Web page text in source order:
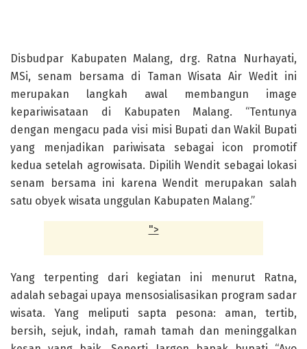
Disbudpar Kabupaten Malang, drg. Ratna Nurhayati,
MSi, senam bersama di Taman Wisata Air Wedit ini
merupakan langkah awal membangun image
kepariwisataan di Kabupaten Malang. “Tentunya
dengan mengacu pada visi misi Bupati dan Wakil Bupati
yang menjadikan pariwisata sebagai icon promotif
kedua setelah agrowisata. Dipilih Wendit sebagai lokasi
senam bersama ini karena Wendit merupakan salah
satu obyek wisata unggulan Kabupaten Malang.”
">
Yang terpenting dari kegiatan ini menurut Ratna,
adalah sebagai upaya mensosialisasikan program sadar
wisata. Yang meliputi sapta pesona: aman, tertib,
bersih, sejuk, indah, ramah tamah dan meninggalkan